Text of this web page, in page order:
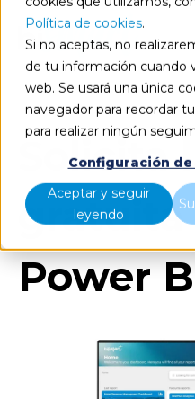
Política de cookies.
Si no aceptas, no
de tu información cuando
web. Se usará una única
navegador para recordar
para realizar ningún
Configuración
Aceptar y seguir
leyendo
gratuita
Power